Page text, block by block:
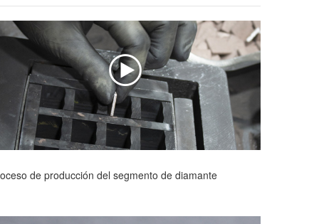
de producción del segmento de diamante